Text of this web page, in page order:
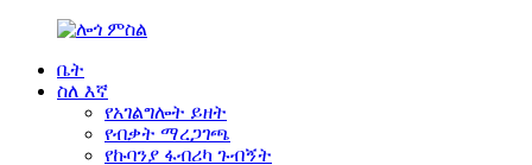
ቤት
ስለ እኛ
የአገልግሎት ይዘት
የብቃት ማረጋገጫ
የኩባንያ ፋብሪካ ጉብኝት